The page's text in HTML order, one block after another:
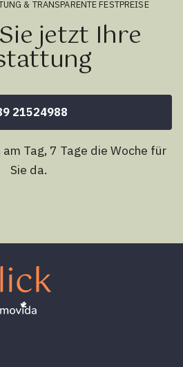
& TRANSPARENTE FESTPREISE
jetzt Ihre
21524988
Tag, 7 Tage die Woche für
Sie da.